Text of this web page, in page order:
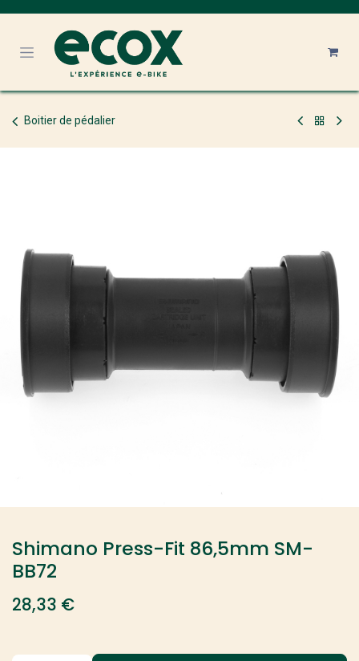
Boitier de pédalier
Shimano Press-Fit 86,5mm SM-
BB72
28,33 €